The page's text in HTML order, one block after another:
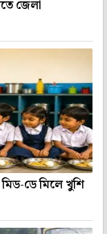
জেলা
ডে মিলে খুশি